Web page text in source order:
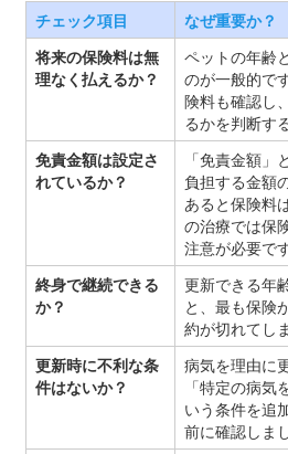
チェック項目
なぜ重要か？
将来の保険料は無
理なく払えるか？
ペットの年齢
のが一般的で
険料も確認し
るかを判断す
免責金額は設定さ
れているか？
「免責金額」
負担する金額
あると保険料
の治療では保
注意が必要です
終身で継続できる
か？
更新できる年
と、最も保険
約が切れてし
更新時に不利な条
件はないか？
病気を理由に
「特定の病気
いう条件を追
前に確認しま